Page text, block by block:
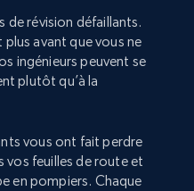
de révision défaillants.
avant que vous ne
ingénieurs peuvent se
plutôt qu’à la
vous ont fait perdre
feuilles de route et
en pompiers. Chaque